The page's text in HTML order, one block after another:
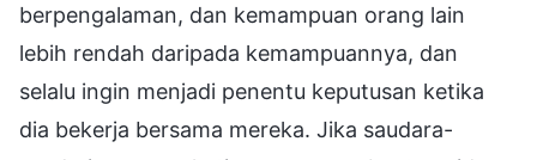
berpengalaman, dan kemampuan orang lain
lebih rendah daripada kemampuannya, dan
selalu ingin menjadi penentu keputusan ketika
dia bekerja bersama mereka. Jika saudara-